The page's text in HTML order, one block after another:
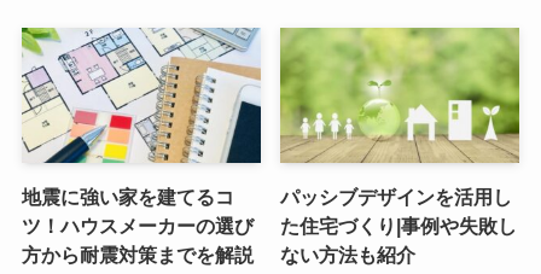
地震に強い家を建てるコ
ツ！ハウスメーカーの選び
方から耐震対策までを解説
パッシブデザインを活用し
た住宅づくり|事例や失敗し
ない方法も紹介